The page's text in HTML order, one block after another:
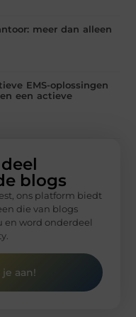
meer dan alleen
EMS-oplossingen
een actieve
blogs
ons platform biedt
die van blogs
en word onderdeel
aan!